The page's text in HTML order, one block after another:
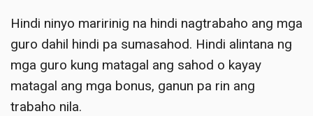
Hindi ninyo maririnig na hindi nagtrabaho ang mga
guro dahil hindi pa sumasahod. Hindi alintana ng
mga guro kung matagal ang sahod o kayay
matagal ang mga bonus, ganun pa rin ang
trabaho nila.